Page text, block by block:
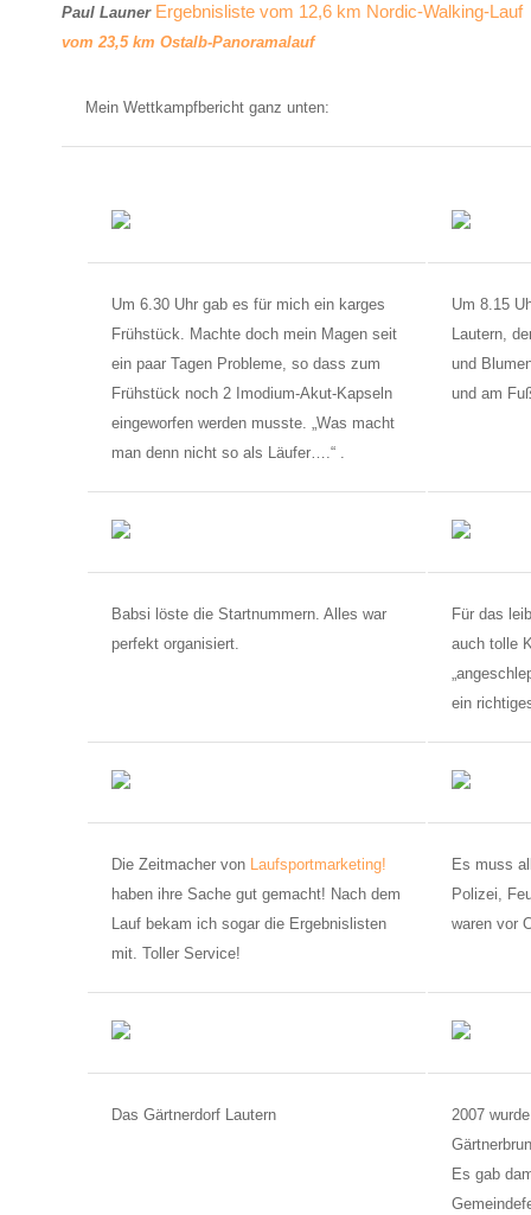
Paul Launer Ergebnisliste vom 12,6 km Nordic-Walking-Lauf
vom 23,5 km Ostalb-Panoramalauf
Mein Wettkampfbericht ganz unten:
Um 6.30 Uhr gab es für mich ein karges
Frühstück. Machte doch mein Magen seit
ein paar Tagen Probleme, so dass zum
Frühstück noch 2 Imodium-Akut-Kapseln
eingeworfen werden musste. „Was macht
man denn nicht so als Läufer….“ .
Um 8.15
Lautern,
und
und am
Babsi löste die Startnummern. Alles war
perfekt organisiert.
Für das
auch tolle
ein
Die Zeitmacher von Laufsportmarketing!
haben ihre Sache gut gemacht! Nach dem
Lauf bekam ich sogar die Ergebnislisten
mit. Toller Service!
Es muss
Polizei,
waren vor
Das Gärtnerdorf Lautern
2007
Es gab